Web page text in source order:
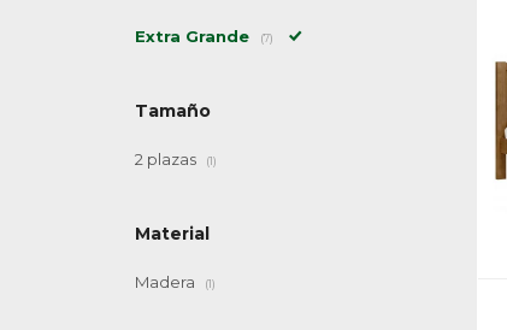
Extra Grande (7)
Tamaño
2 plazas (1)
Material
Madera (1)